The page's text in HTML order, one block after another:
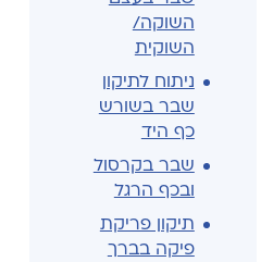
השוקה/
השוקית
ניתוח לתיקון
שבר בשורש
כף היד
שבר בקרסול
ובכף הרגל
תיקון פריקת
פיקה בברך